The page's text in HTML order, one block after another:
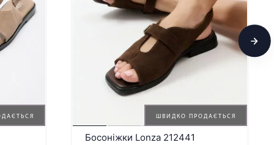
ШВИДКО ПРОДАЄТЬСЯ
Босоніжки Lonza 212441